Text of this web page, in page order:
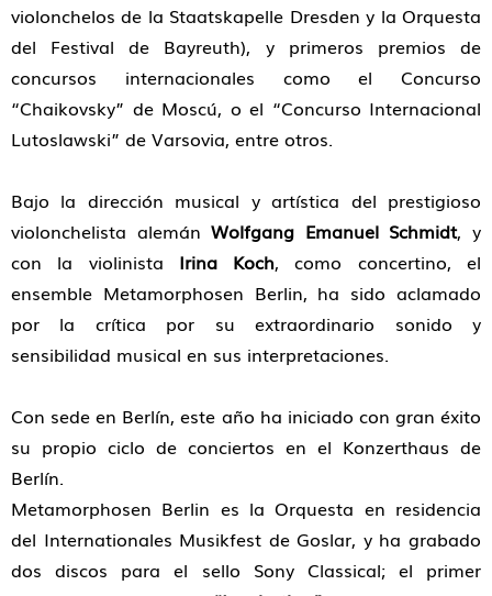
violonchelos de la Staatskapelle Dresden y la Orquesta
del Festival de Bayreuth), y primeros premios de
concursos internacionales como el Concurso
“Chaikovsky” de Moscú, o el “Concurso Internacional
Lutoslawski” de Varsovia, entre otros.
Bajo la dirección musical y artística del prestigioso
violonchelista alemánWolfgang Emanuel Schmidt, y
con la violinista Irina Koch, como concertino, el
ensemble Metamorphosen Berlin, ha sido aclamado
por la crítica por su extraordinario sonido y
sensibilidad musical en sus interpretaciones.
Con sede en Berlín, este año ha iniciado con gran éxito
su propio ciclo de conciertos en el Konzerthaus de
Berlín.
Metamorphosen Berlin es la Orquesta en residencia
del Internationales Musikfest de Goslar, y ha grabado
dos discos para el sello Sony Classical; el primer